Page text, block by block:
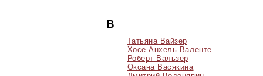
В
Татьяна Вайзер
Хосе Анхель Валенте
Роберт Вальзер
Оксана Васякина